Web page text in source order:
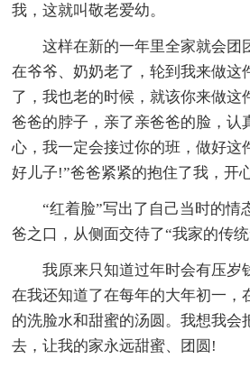
我，这就叫敬老爱幼。
这样在新的一年里全家就会团
在爷爷、奶奶老了，轮到我来做这
了，我也老的时候，就该你来做这
爸爸的脖子，亲了亲爸爸的脸，认
心，我一定会接过你的班，做好这
好儿子!”爸爸紧紧的抱住了我，开
“红着脸”写出了自己当时的情
爸之口，从侧面交待了“我家的传
我原来只知道过年时会有压岁
在我还知道了在每年的大年初一，
的洗脸水和甜蜜的汤圆。我想我会
去，让我的家永远甜蜜、团圆!